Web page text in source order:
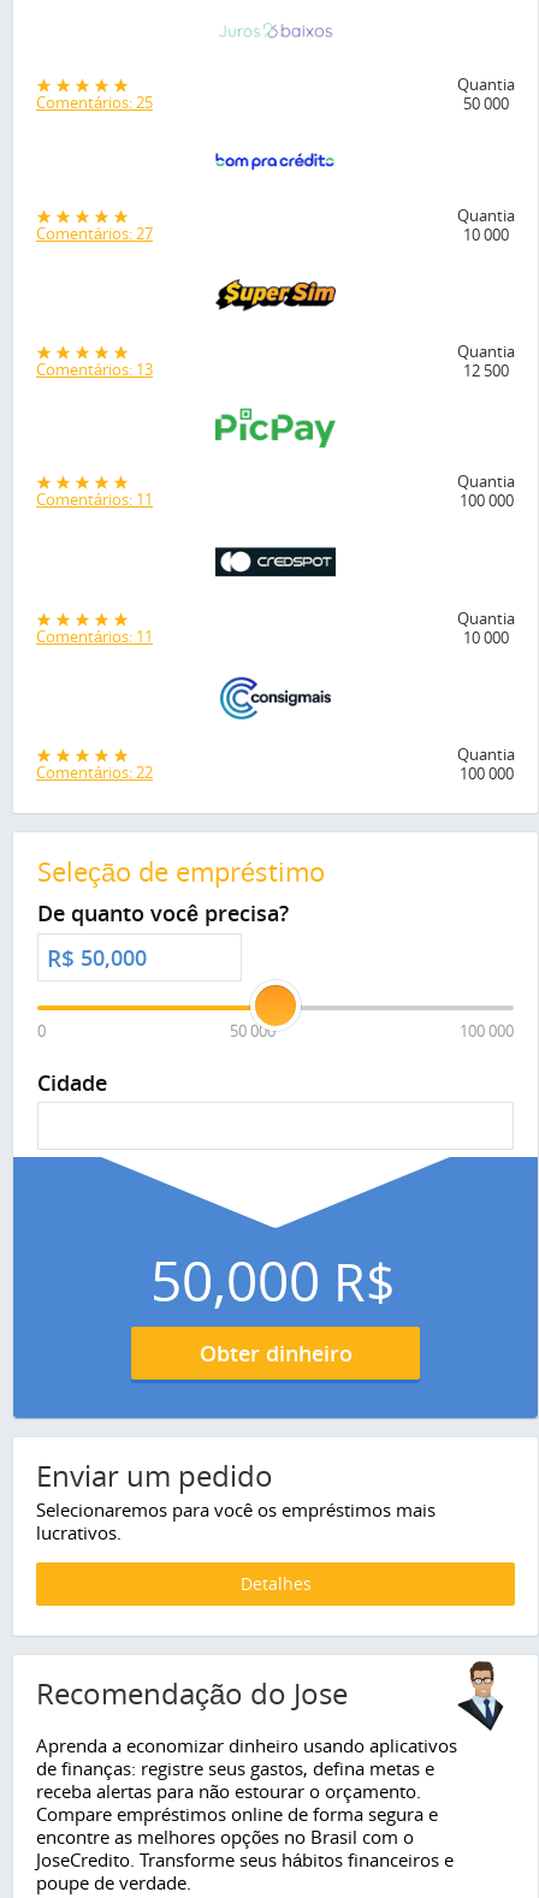
Comentários: 25
Quantia
50 000
Comentários: 27
Quantia
10 000
Comentários: 13
Quantia
12 500
Comentários: 11
Quantia
100 000
Comentários: 11
Quantia
10 000
Comentários: 22
Quantia
100 000
Seleção de empréstimo
De quanto você precisa?
R$
0 50 000 100 000
Cidade
50,000 R$
Obter dinheiro
Enviar um pedido
Selecionaremos para você os empréstimos mais
lucrativos.
Detalhes
Recomendação do Jose
Aprenda a economizar dinheiro usando aplicativos
de finanças: registre seus gastos, defina metas e
receba alertas para não estourar o orçamento.
Compare empréstimos online de forma segura e
encontre as melhores opções no Brasil com o
JoseCredito. Transforme seus hábitos financeiros e
poupe de verdade.